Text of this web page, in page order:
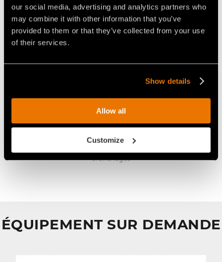
our social media, advertising and analytics partners who
may combine it with other information that you’ve
provided to them or that they’ve collected from your use
of their services.
Show details
Allow all
Customize
Lame BL/MAX
Arbres à fibres
Arbres à fibres
longues
Souches au-
Buissons et
branchages
ÉQUIPEMENT SUR DEMANDE